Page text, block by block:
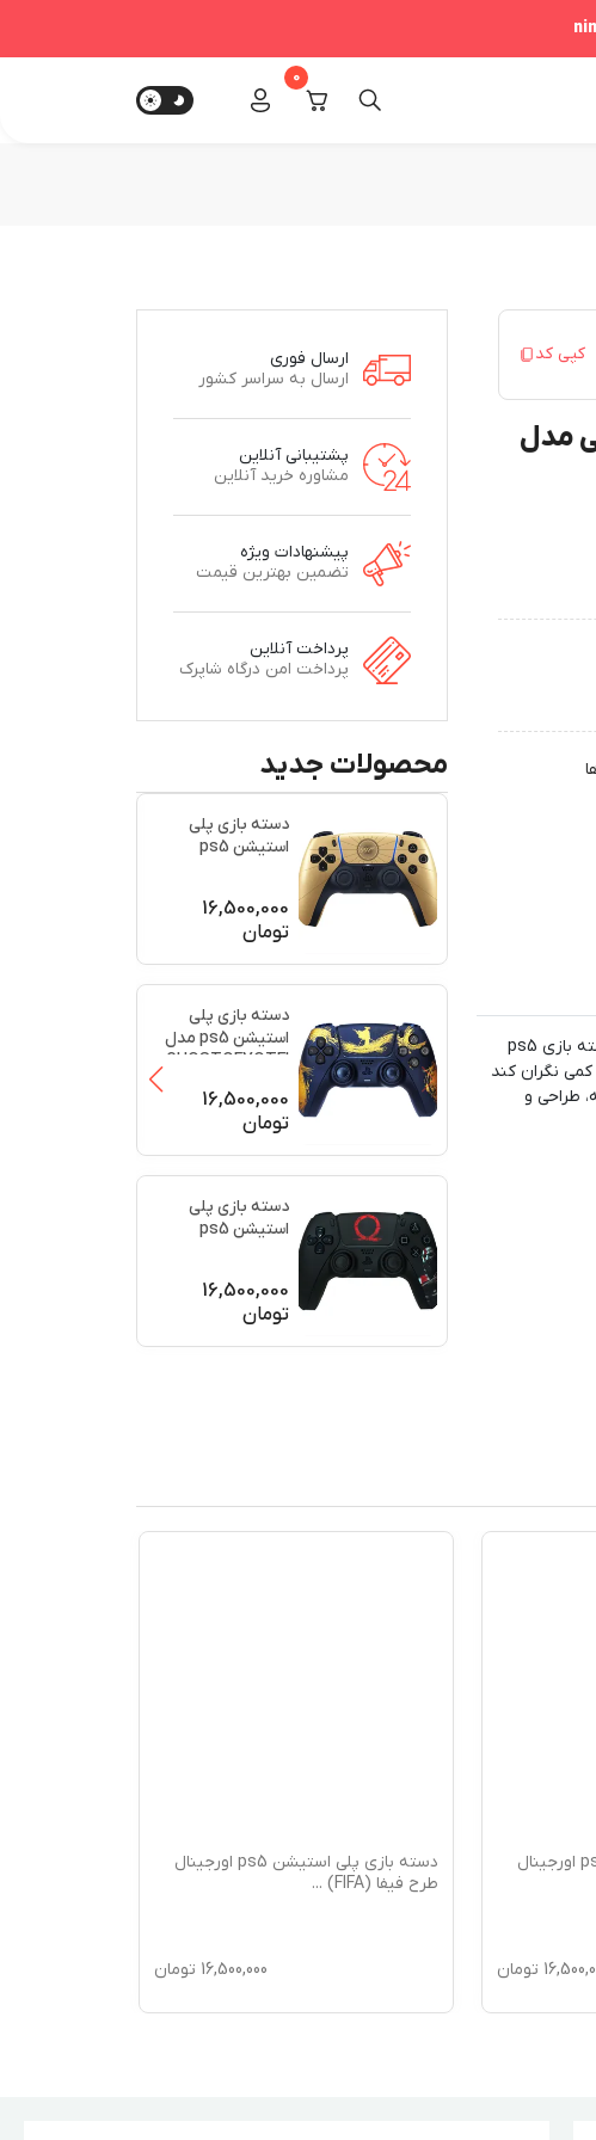
0
کپی کد
5 سونی مدل
اگر قصد دارید متفاوت باشید و دسته بازی مخصوص خودتان را داشته باشید، می‌توانید از دسته‌های طرح‌دار استفاده کنید. دسته بازی ps5
نگران کند
طراحی و
ارسال فوری
ارسال به سراسر کشور
پشتیبانی آنلاین
مشاوره خرید آنلاین
پیشنهادات ویژه
تضمین بهترین قیمت
پرداخت آنلاین
پرداخت امن درگاه شاپرک
محصولات جدید
دسته بازی پلی
استیشن ps5
16,500,000
تومان
دسته بازی پلی
استیشن ps5 مدل
GHOSTOFYOTEI
16,500,000
تومان
دسته بازی پلی
استیشن ps5
16,500,000
تومان
دسته بازی پلی استیشن ps5 اورجینال
تومان
دسته بازی پلی استیشن ps5 اورجینال
طرح فیفا (FIFA)
...
16,500,000 تومان